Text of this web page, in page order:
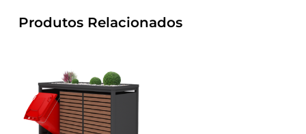
Produtos Relacionados